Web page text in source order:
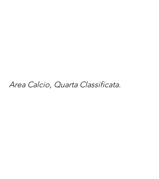
Area Calcio, Quarta Classificata.